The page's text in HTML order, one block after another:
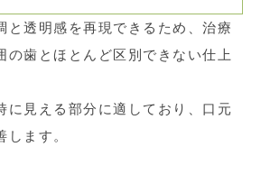
と透明感を再現できるため、治療
の歯とほとんど区別できない仕上
に見える部分に適しており、口元
します。